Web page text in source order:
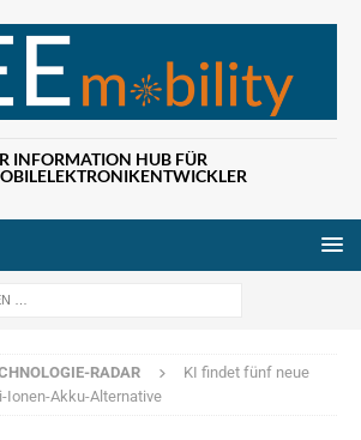
INFORMATION HUB FÜR
RADAR
KI findet fünf neue
Ionen-Akku-Alternative